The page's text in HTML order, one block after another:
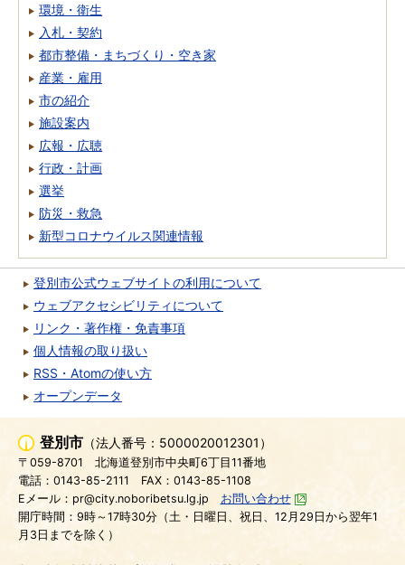
環境・衛生
入札・契約
都市整備・まちづくり・空き家
産業・雇用
市の紹介
施設案内
広報・広聴
行政・計画
選挙
防災・救急
新型コロナウイルス関連情報
登別市公式ウェブサイトの利用について
ウェブアクセシビリティについて
リンク・著作権・免責事項
個人情報の取り扱い
RSS・Atomの使い方
オープンデータ
登別市 （法人番号：5000020012301）
〒059-8701
北海道登別市中央町6丁目11番地
電話：0143-85-2111
FAX：0143-85-1108
Eメール：pr@city.noboribetsu.lg.jp
お問い合わせ
開庁時間：9時～17時30分（土・日曜日、祝日、12月29日から翌年1
月3日までを除く）